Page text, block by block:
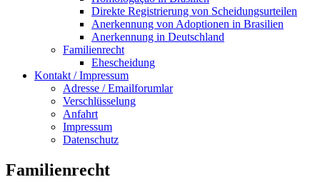
Direkte Registrierung von Scheidungsurteilen
Anerkennung von Adoptionen in Brasilien
Anerkennung in Deutschland
Familienrecht
Ehescheidung
Kontakt / Impressum
Adresse / Emailforumlar
Verschlüsselung
Anfahrt
Impressum
Datenschutz
Familienrecht